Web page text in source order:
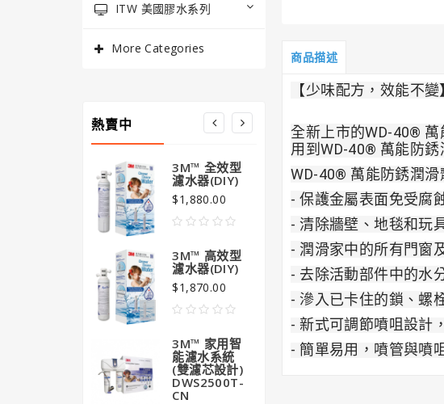
ITW 美國膠水系列
More Categories
熱賣中
3M™ 全效型
濾水器(DIY)
$1,880.00
3M™ 高效型
濾水器(DIY)
$1,870.00
3M™ 家用智
能濾水系統
(雙濾芯設計)
DWS2500T-
CN
3M 汽車空氣
清新機(升級
版) - 白色
商品描述
【少味配方，效能不變
全新上市的WD-40®
用到WD-40® 萬能防銹
WD-40® 萬能防銹潤
- 保護金屬表面免受腐
- 清除牆壁、地毯和玩
- 潤滑家中的所有門窗
- 去除活動部件中的水
- 滲入已卡住的鎖、螺
- 新式可調節噴咀設計
- 簡單易用，噴管與噴